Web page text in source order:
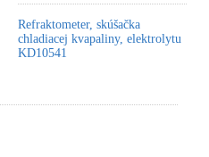
Refraktometer, skúšačka
chladiacej kvapaliny, elektrolytu
KD10541